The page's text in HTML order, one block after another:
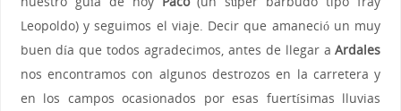
Leopoldo) y seguimos el viaje. Decir que amaneció un muy
buen día que todos agradecimos, antes de llegar aArdales
nos encontramos con algunos destrozos en la carretera y
en los campos ocasionados por esas fuertísimas lluvias